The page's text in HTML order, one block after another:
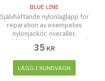
BLUE LINE
Självhäftande nylonlaglapp för
reparation av exempelvis
nylonjackor, overaller,
regnkläder och paraplyer. Tänk
på att rengöra och torka ytan
noggrant innan laglappen
fästes. Tvättbar upp till 30
grader.
35 KR
LÄGG I KUNDVAGN